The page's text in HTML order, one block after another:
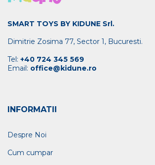
SMART TOYS BY KIDUNE Srl.
Dimitrie Zosima 77, Sector 1, Bucuresti.
Tel: +40 724 345 569
Email: office@kidune.ro
INFORMATII
Despre Noi
Cum cumpar